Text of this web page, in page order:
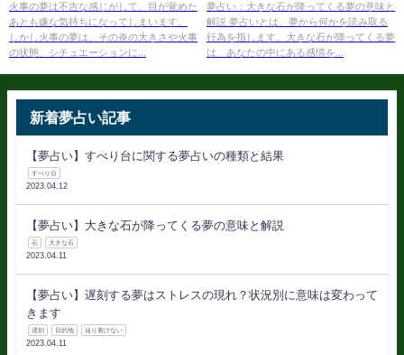
火事の夢は不吉な感じがして、目が覚めた
あとも嫌な気持ちになってしまいます。
しかし火事の夢は、その炎の大きさや火事
の状態、シチュエーションに...
夢占い：大きな石が降ってくる夢の意味と
解説 夢占いとは、夢から何かを読み取る
行為を指します。大きな石が降ってくる夢
は、あなたの中にある感情を...
新着夢占い記事
【夢占い】すべり台に関する夢占いの種類と結果
すべり台
2023.04.12
【夢占い】大きな石が降ってくる夢の意味と解説
石 大きな石
2023.04.11
【夢占い】遅刻する夢はストレスの現れ？状況別に意味は変わって
きます
遅刻 目的地 辿り着けない
2023.04.11